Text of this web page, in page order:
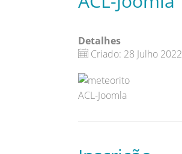
Detalhes
Criado: 28 Julho 2022
ACL-Joomla